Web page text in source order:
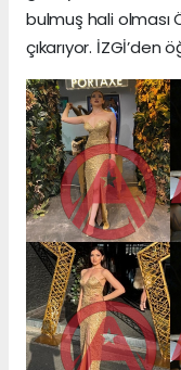
bulmuş hali
çıkarıyor. İZGİ’den